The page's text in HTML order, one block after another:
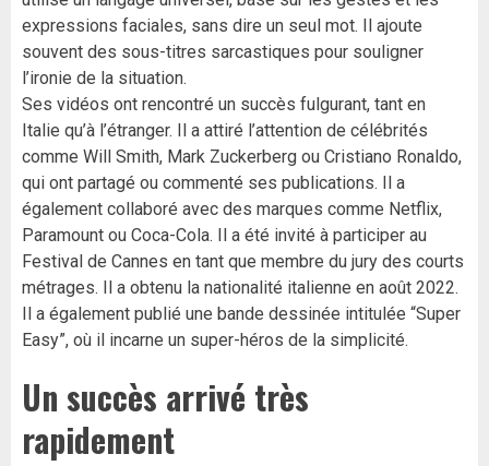
expressions faciales, sans dire un seul mot. Il ajoute
souvent des sous-titres sarcastiques pour souligner
l’ironie de la situation.
Ses vidéos ont rencontré un succès fulgurant, tant en
Italie qu’à l’étranger. Il a attiré l’attention de célébrités
comme Will Smith, Mark Zuckerberg ou Cristiano Ronaldo,
qui ont partagé ou commenté ses publications. Il a
également collaboré avec des marques comme Netflix,
Paramount ou Coca-Cola. Il a été invité à participer au
Festival de Cannes en tant que membre du jury des courts
métrages. Il a obtenu la nationalité italienne en août 2022.
Il a également publié une bande dessinée intitulée “Super
Easy”, où il incarne un super-héros de la simplicité.
Un succès arrivé très
rapidement